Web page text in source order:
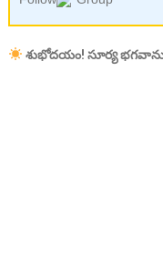
శుభోదయం! సూర్య